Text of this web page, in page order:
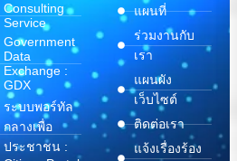
Consulting
Service
Government
Data
Exchange :
GDX
ระบบพอร์ทัล
กลางเพื่อ
ประชาชน :
แผนที่
ร่วมงานกับ
เรา
แผนผัง
เว็บไซต์
ติดต่อเรา
แจ้งเรื่องร้อง